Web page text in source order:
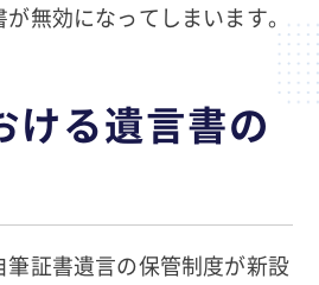
無効になってしまいます。
ける遺言書の
証書遺言の保管制度が新設